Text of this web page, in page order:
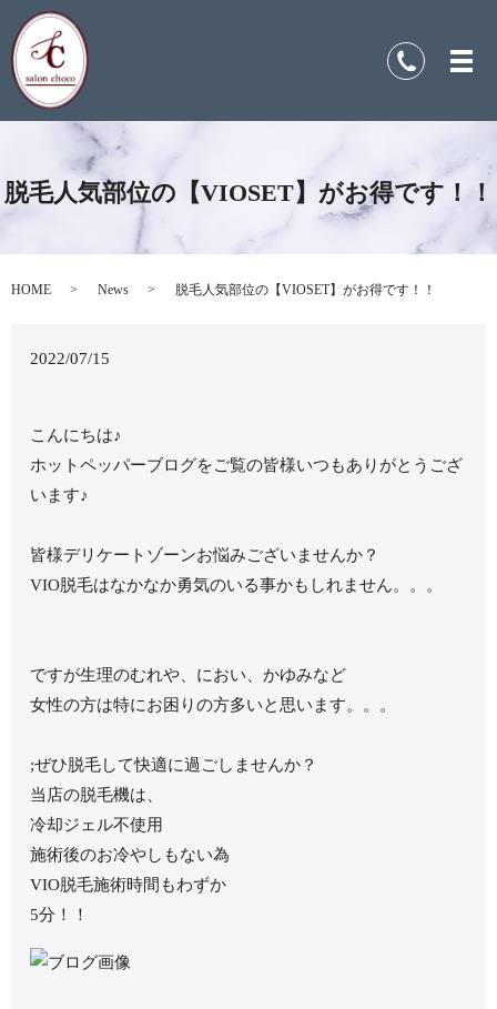
脱毛人気部位の【VIOSET】がお得です！！
HOME News 脱毛人気部位の【VIOSET】がお得です！！
2022/07/15
こんにちは♪
ホットペッパーブログをご覧の皆様いつもありがとうござ
います♪
皆様デリケートゾーンお悩みございませんか？
VIO脱毛はなかなか勇気のいる事かもしれません。。。
ですが生理のむれや、におい、かゆみなど
女性の方は特にお困りの方多いと思います。。。
;ぜひ脱毛して快適に過ごしませんか？
当店の脱毛機は、
冷却ジェル不使用
施術後のお冷やしもない為
VIO脱毛施術時間もわずか
5分！！